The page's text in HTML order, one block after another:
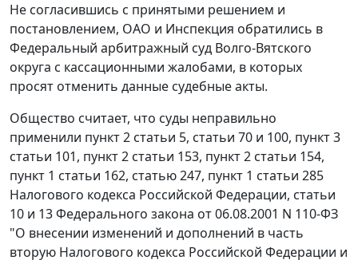
Не согласившись с принятыми решением и
постановлением, ОАО и Инспекция обратились в
Федеральный арбитражный суд Волго-Вятского
округа с кассационными жалобами, в которых
просят отменить данные судебные акты.
Общество считает, что суды неправильно
применили пункт 2 статьи 5, статьи 70 и 100, пункт 3
статьи 101, пункт 2 статьи 153, пункт 2 статьи 154,
пункт 1 статьи 162, статью 247, пункт 1 статьи 285
Налогового кодекса Российской Федерации, статьи
10 и 13Федерального закона от 06.08.2001 N 110-ФЗ
"О внесении изменений и дополнений в часть
вторую Налогового кодекса Российской Федерации и